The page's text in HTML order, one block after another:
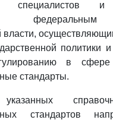
специалистов
власти,
политики
в
стандарты.
стандартов